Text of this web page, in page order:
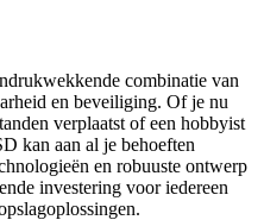
combinatie van
en beveiliging. Of je nu
verplaatst of een hobbyist
kan aan al je behoeften
en robuuste ontwerp
investering voor iedereen